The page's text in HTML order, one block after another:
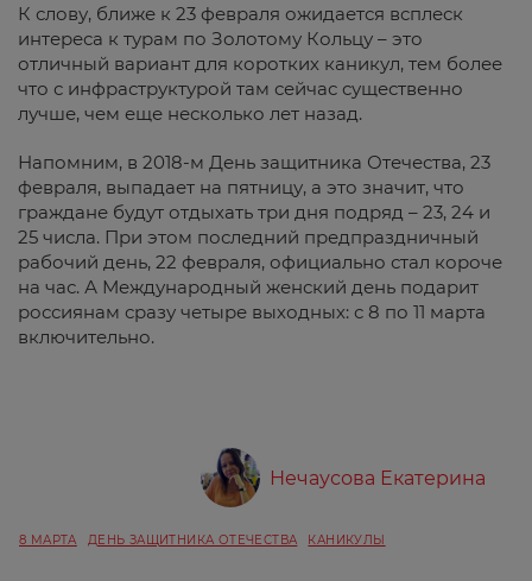
К слову, ближе к 23 февраля ожидается всплеск
интереса к турам по Золотому Кольцу – это
отличный вариант для коротких каникул, тем более
что с инфраструктурой там сейчас существенно
лучше, чем еще несколько лет назад.
Напомним, в 2018-м День защитника Отечества, 23
февраля, выпадает на пятницу, а это значит, что
граждане будут отдыхать три дня подряд – 23, 24 и
25 числа. При этом последний предпраздничный
рабочий день, 22 февраля, официально стал короче
на час. А Международный женский день подарит
россиянам сразу четыре выходных: с 8 по 11 марта
включительно.
Нечаусова Екатерина
8 МАРТА ДЕНЬ ЗАЩИТНИКА ОТЕЧЕСТВА КАНИКУЛЫ